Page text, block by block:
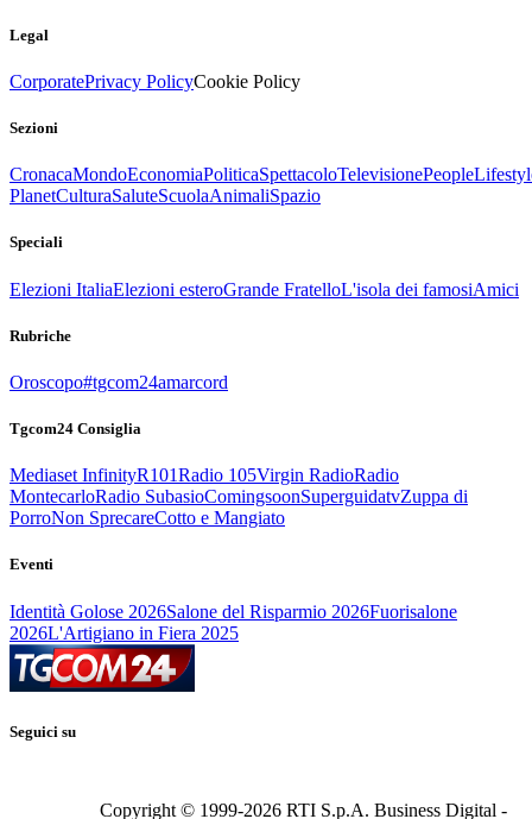
Legal
CorporatePrivacy PolicyCookie Policy
Sezioni
CronacaMondoEconomiaPoliticaSpettacoloTelevisionePeople
PlanetCulturaSaluteScuolaAnimaliSpazio
Speciali
Elezioni ItaliaElezioni esteroGrande FratelloL'isola dei famosiAmici
Rubriche
Oroscopo#tgcom24amarcord
Tgcom24 Consiglia
Mediaset InfinityR101Radio 105Virgin RadioRadio
MontecarloRadio SubasioComingsoonSuperguidatvZuppa di
PorroNon SprecareCotto e Mangiato
Eventi
Identità Golose 2026Salone del Risparmio 2026Fuorisalone
2026L'Artigiano in Fiera 2025
Seguici su
Copyright © 1999-2026 RTI S.p.A. Business Digital -